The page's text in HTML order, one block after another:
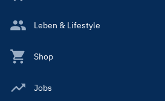
Leben & Lifestyle
Shop
Jobs